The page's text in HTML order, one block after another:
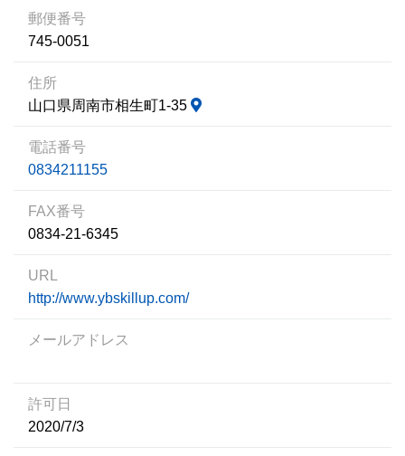
郵便番号
745-0051
住所
山口県周南市相生町1-35
電話番号
0834211155
FAX番号
0834-21-6345
URL
http://www.ybskillup.com/
メールアドレス
許可日
2020/7/3